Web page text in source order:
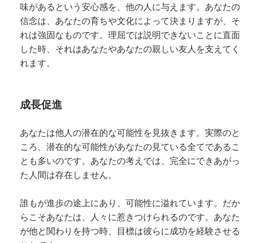
味があるという安心感を、他の人に与えます。あなたの
信念は、あなたの育ちや文化によって決まりますが、そ
れは強固なものです。理屈では説明できないことに直面
した時、それはあなたやあなたの親しい友人を支えてく
れます。
成長促進
あなたは他人の潜在的な可能性を見抜きます。実際のと
ころ、潜在的な可能性があなたの見ている全てであるこ
とも多いのです。あなたの考えでは、完全にできあがっ
た人間は存在しません。
誰もが進歩の途上にあり、可能性に溢れています。だか
らこそあなたは、人々に惹きつけられるのです。あなた
が他と関わりを持つ時、目標は彼らに成功を経験させる